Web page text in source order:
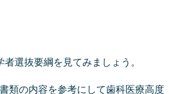
選抜要綱を見てみましょう。
類の内容を参考にして歯科医療高度